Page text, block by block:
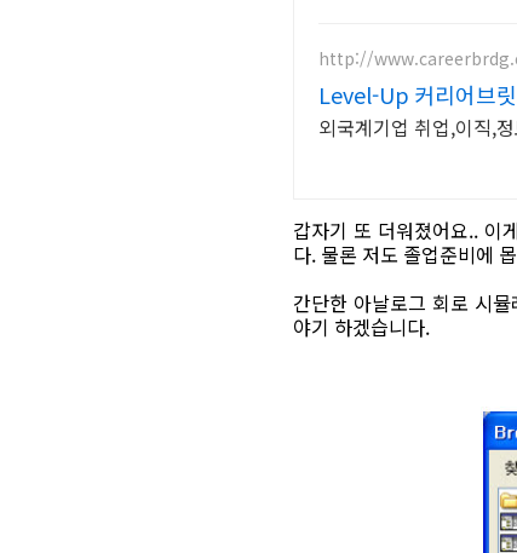
http://
Level-Up 커리어브
갑자기 또 더워졌어요.. 이
다. 물론 저도 졸업준비에
간단한 아날로그 회로 시
야기 하겠습니다.